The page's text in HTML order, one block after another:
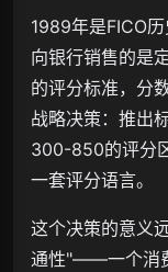
1989年是FICO
向银行销售的是
的评分标准，分
战略决策：推出
300-850的评分
一套评分语言。
这个决策的意义
通性"——一个消